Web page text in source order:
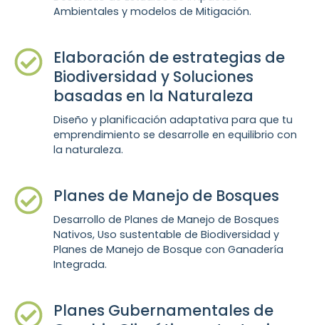
Ambientales y modelos de Mitigación.
Elaboración de estrategias de
Biodiversidad y Soluciones
basadas en la Naturaleza
Diseño y planificación adaptativa para que tu
emprendimiento se desarrolle en equilibrio con
la naturaleza.
Planes de Manejo de Bosques
Desarrollo de Planes de Manejo de Bosques
Nativos, Uso sustentable de Biodiversidad y
Planes de Manejo de Bosque con Ganadería
Integrada.
Planes Gubernamentales de